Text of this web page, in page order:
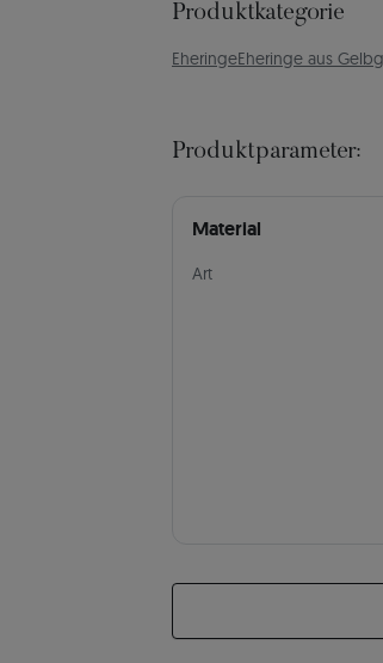
Produktkategorie
EheringeEheringe aus
Produktparameter:
Material
Art